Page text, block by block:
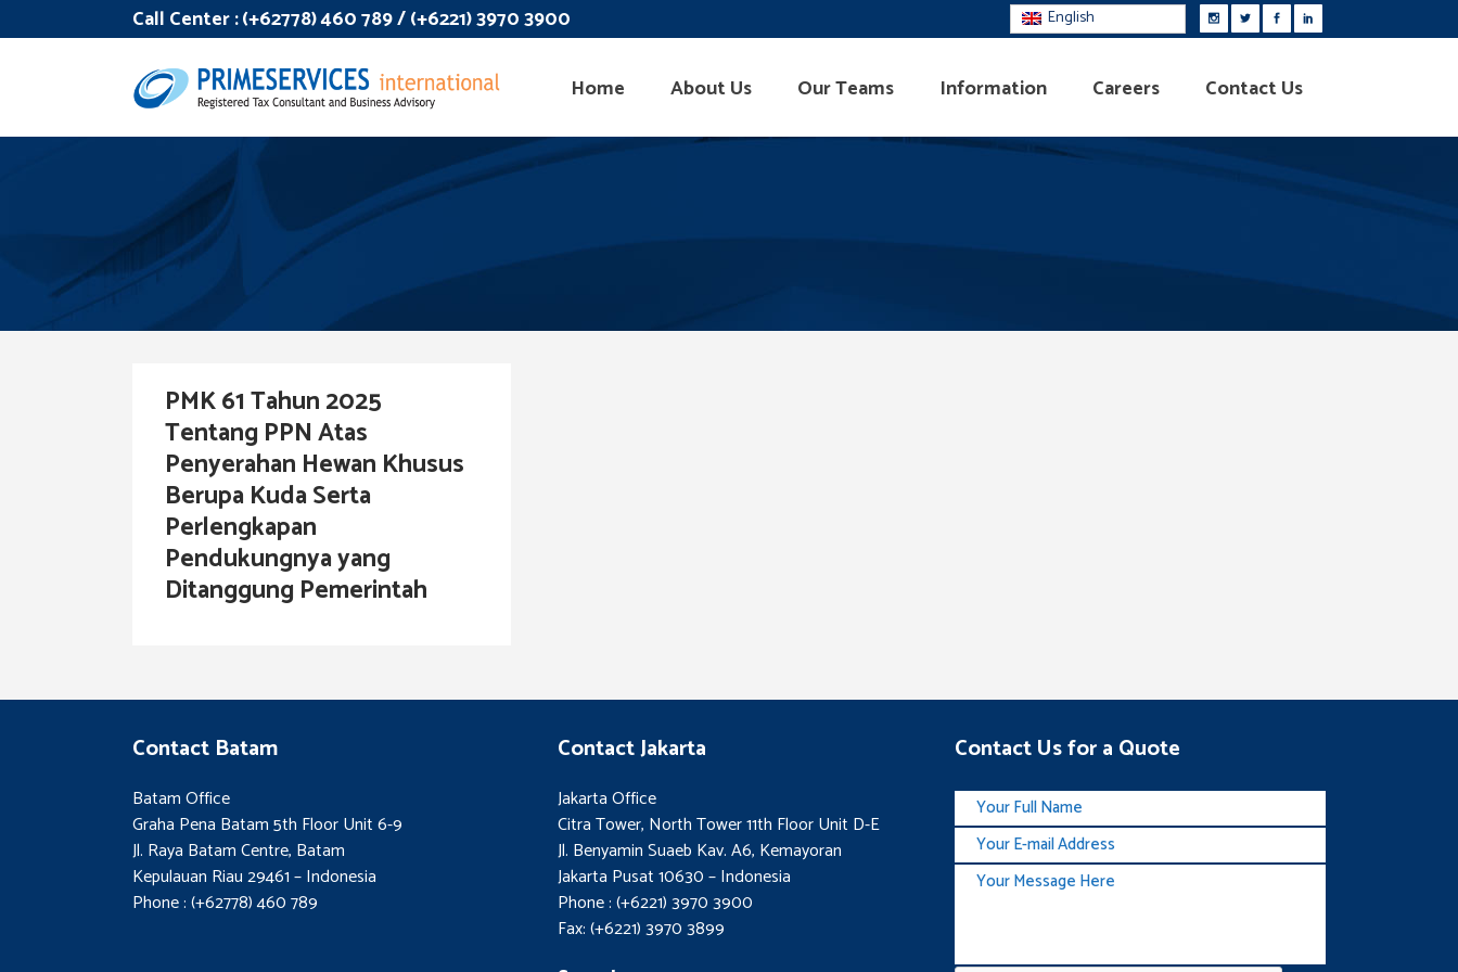
Call Center :(+62778) 460 789 / (+6221) 3970 3900 English
Home About Us Our Teams Information Careers Contact Us
PMK 61 Tahun 2025
Tentang PPN Atas
Penyerahan Hewan Khusus
Berupa Kuda Serta
Perlengkapan
Pendukungnya yang
Ditanggung Pemerintah
Contact Batam
Batam Office
Graha Pena Batam 5th Floor Unit 6-9
Jl. Raya Batam Centre, Batam
Kepulauan Riau 29461 – Indonesia
Phone : (+62778) 460 789
Contact Jakarta
Jakarta Office
Citra Tower, North Tower 11th Floor Unit D-E
Jl. Benyamin Suaeb Kav. A6, Kemayoran
Jakarta Pusat 10630 – Indonesia
Phone : (+6221) 3970 3900
Fax: (+6221) 3970 3899
Contact Us for a Quote